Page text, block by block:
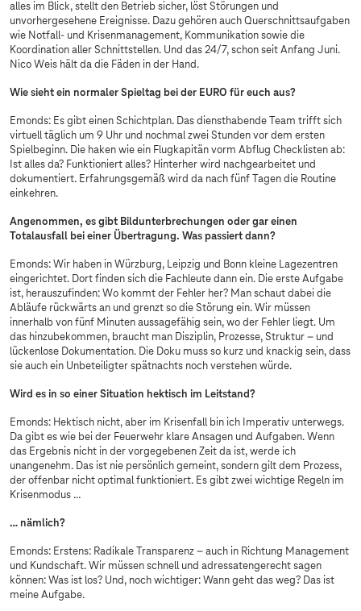
alles im Blick, stellt den Betrieb sicher, löst Störungen und
unvorhergesehene Ereignisse. Dazu gehören auch Querschnittsaufgaben
wie Notfall- und Krisenmanagement, Kommunikation sowie die
Koordination aller Schnittstellen. Und das 24/7, schon seit Anfang Juni.
Nico Weis hält da die Fäden in der Hand.
Wie sieht ein normaler Spieltag bei der EURO für euch aus?
Emonds: Es gibt einen Schichtplan. Das diensthabende Team trifft sich
virtuell täglich um 9 Uhr und nochmal zwei Stunden vor dem ersten
Spielbeginn. Die haken wie ein Flugkapitän vorm Abflug Checklisten ab:
Ist alles da? Funktioniert alles? Hinterher wird nachgearbeitet und
dokumentiert. Erfahrungsgemäß wird da nach fünf Tagen die Routine
einkehren.
Angenommen, es gibt Bildunterbrechungen oder gar einen
Totalausfall bei einer Übertragung. Was passiert dann?
Emonds: Wir haben in Würzburg, Leipzig und Bonn kleine Lagezentren
eingerichtet. Dort finden sich die Fachleute dann ein. Die erste Aufgabe
ist, herauszufinden: Wo kommt der Fehler her? Man schaut dabei die
Abläufe rückwärts an und grenzt so die Störung ein. Wir müssen
innerhalb von fünf Minuten aussagefähig sein, wo der Fehler liegt. Um
das hinzubekommen, braucht man Disziplin, Prozesse, Struktur – und
lückenlose Dokumentation. Die Doku muss so kurz und knackig sein, dass
sie auch ein Unbeteiligter spätnachts noch verstehen würde.
Wird es in so einer Situation hektisch im Leitstand?
Emonds: Hektisch nicht, aber im Krisenfall bin ich Imperativ unterwegs.
Da gibt es wie bei der Feuerwehr klare Ansagen und Aufgaben. Wenn
das Ergebnis nicht in der vorgegebenen Zeit da ist, werde ich
unangenehm. Das ist nie persönlich gemeint, sondern gilt dem Prozess,
der offenbar nicht optimal funktioniert. Es gibt zwei wichtige Regeln im
Krisenmodus …
… nämlich?
Emonds: Erstens: Radikale Transparenz – auch in Richtung Management
und Kundschaft. Wir müssen schnell und adressatengerecht sagen
können: Was ist los? Und, noch wichtiger: Wann geht das weg? Das ist
meine Aufgabe.